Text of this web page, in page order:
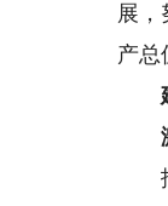
展，
产总
建
激
报